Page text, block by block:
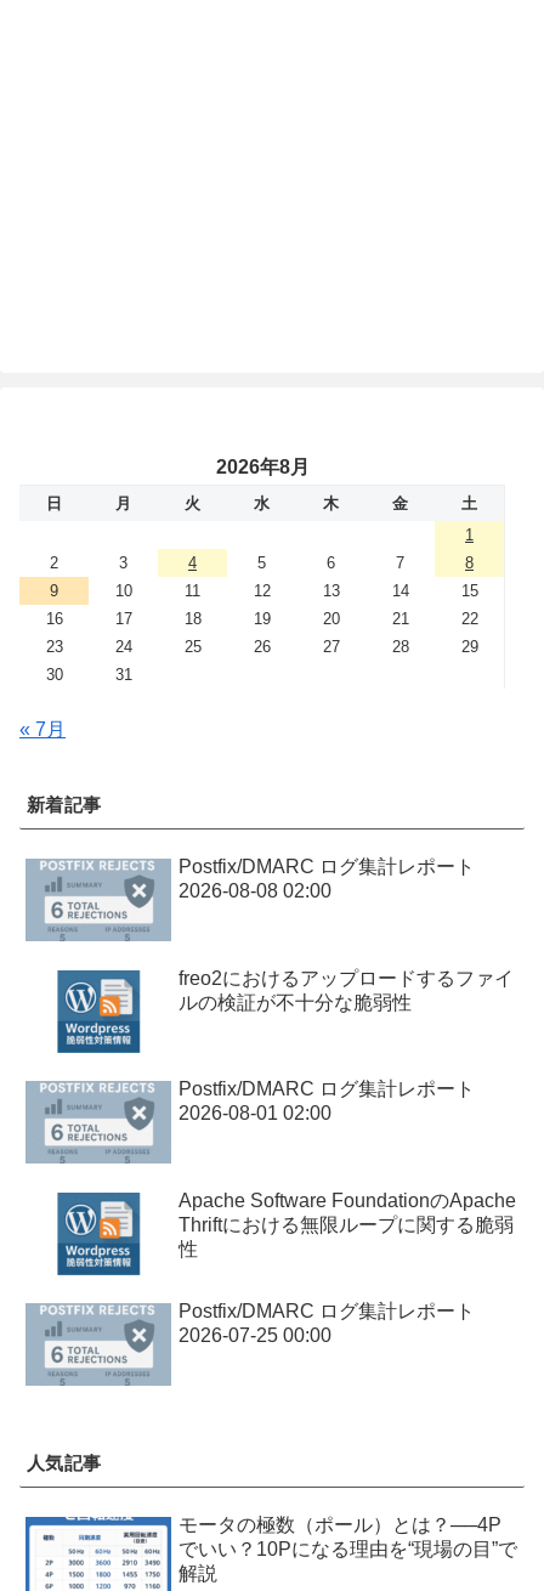
2026年8月
日 月 火 水 木 金
土
1
2
3 4 5 6 7
8
9
10 11 12 13 14
15
16
17 18 19 20 21
22
23
24 25 26 27 28
29
30
31
« 7月
新着記事
Postfix/DMARC ログ集計レポート
2026-08-08 02:00
freo2におけるアップロードするファイ
ルの検証が不十分な脆弱性
Postfix/DMARC ログ集計レポート
2026-08-01 02:00
Apache Software FoundationのApache
Thriftにおける無限ループに関する脆弱
性
Postfix/DMARC ログ集計レポート
2026-07-25 00:00
人気記事
モータの極数（ポール）とは？──4P
でいい？10Pになる理由を“現場の目”で
解説